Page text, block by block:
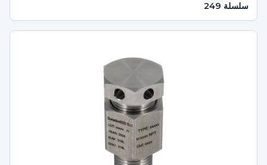
سلسلة 249